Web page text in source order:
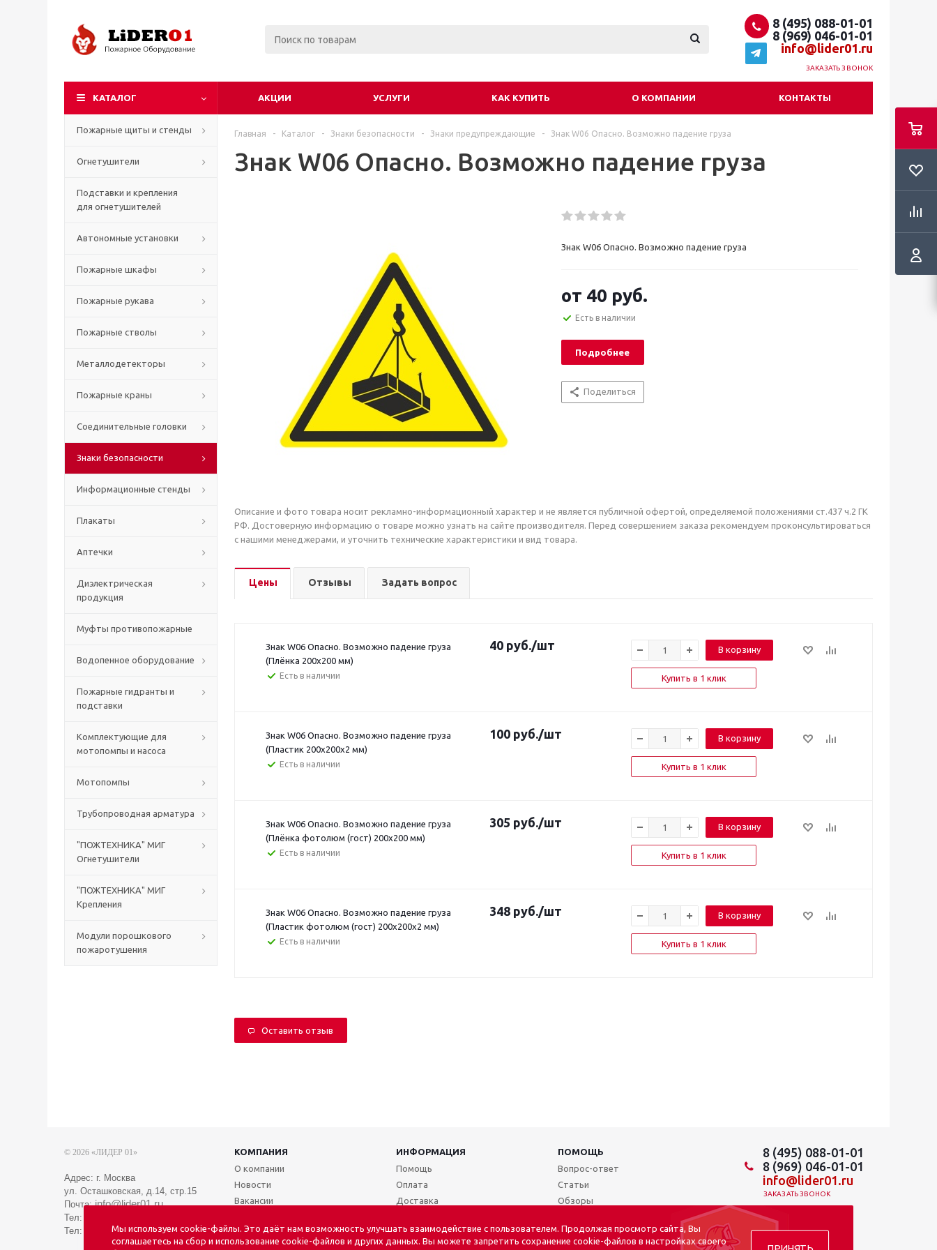
8 (495) 088-01-01
8 (969) 046-01-01
info@lider01.ru
ЗАКАЗАТЬ ЗВОНОК
КАТАЛОГ АКЦИИ УСЛУГИ КАК КУПИТЬ О КОМПАНИИ КОНТАКТЫ
Пожарные щиты и стенды
Огнетушители
Подставки и крепления
для огнетушителей
Автономные установки
Пожарные шкафы
Пожарные рукава
Пожарные стволы
Металлодетекторы
Пожарные краны
Соединительные головки
Знаки безопасности
Информационные стенды
Плакаты
Аптечки
Диэлектрическая
продукция
Муфты противопожарные
Водопенное оборудование
Пожарные гидранты и
подставки
Комплектующие для
мотопомпы и насоса
Мотопомпы
Трубопроводная арматура
"ПОЖТЕХНИКА" МИГ
Огнетушители
"ПОЖТЕХНИКА" МИГ
Крепления
Модули порошкового
пожаротушения
Главная - Каталог - Знаки безопасности - Знаки предупреждающие - Знак W06 Опасно. Возможно падение груза
Знак W06 Опасно. Возможно падение груза
Знак W06 Опасно. Возможно падение груза
от 40 руб.
Есть в наличии
Подробнее
Поделиться
Описание и фото товара носит рекламно-информационный характер и не является публичной офертой, определяемой положениями ст.437 ч.2 ГК
РФ. Достоверную информацию о товаре можно узнать на сайте производителя. Перед совершением заказа рекомендуем проконсультироваться
с нашими менеджерами, и уточнить технические характеристики и вид товара.
Цены Отзывы Задать вопрос
Знак W06 Опасно. Возможно падение груза
(Плёнка 200x200 мм)
Есть в наличии
40руб./шт В корзину
Купить в 1 клик
Знак W06 Опасно. Возможно падение груза
(Пластик 200x200x2 мм)
Есть в наличии
100руб./шт В корзину
Купить в 1 клик
Знак W06 Опасно. Возможно падение груза
(Плёнка фотолюм (гост) 200x200 мм)
Есть в наличии
305 руб./шт В корзину
Купить в 1 клик
Знак W06 Опасно. Возможно падение груза
(Пластик фотолюм (гост) 200x200x2 мм)
Есть в наличии
348руб./шт В корзину
Купить в 1 клик
Оставить отзыв
© 2026 «ЛИДЕР 01»
Адрес: г. Москва
ул. Осташковская, д.14, стр.15
Почта:info@lider01.ru
Тел:
Тел: 8 (969) 046-01-01
КОМПАНИЯ ИНФОРМАЦИЯ
ПОМОЩЬ
О компании
Новости
Вакансии
Помощь
Оплата
Доставка
Согласие на обработку данных
Вопрос-ответ
Статьи
Обзоры
8 (495) 088-01-01
8 (969) 046-01-01
info@lider01.ru
ЗАКАЗАТЬ ЗВОНОК
Мы используем cookie-файлы. Это даёт нам возможность улучшать взаимодействие с пользователем. Продолжая просмотр сайта, Вы
соглашаетесь на сбор и использование cookie-файлов и других данных. Вы можете запретить сохранение cookie-файлов в настройках своего
ПРИНЯТЬ